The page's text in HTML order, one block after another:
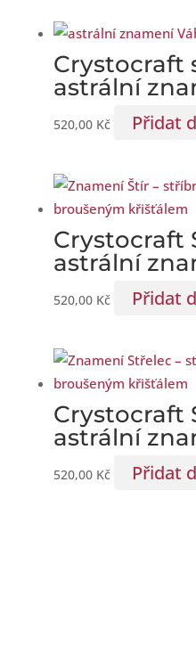
Crystocraft
astrální
520,00 Kč Přidat
Crystocraft
astrální
520,00 Kč Přidat
Crystocraft
astrální
520,00 Kč Přidat